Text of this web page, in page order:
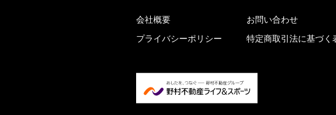
会社概要
プライバシーポリシー
お問い合わせ
特定商取引法に基づく